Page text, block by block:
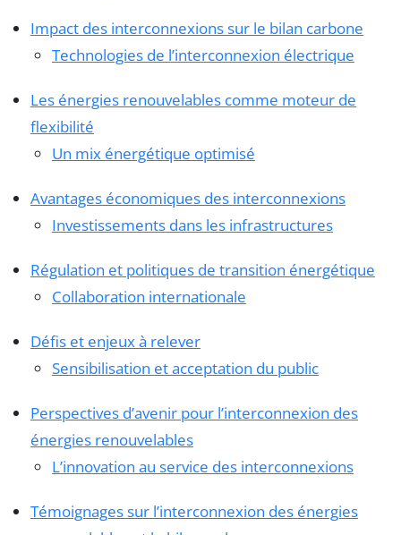
Impact des interconnexions sur le bilan carbone
Technologies de l’interconnexion électrique
Les énergies renouvelables comme moteur de
flexibilité
Un mix énergétique optimisé
Avantages économiques des interconnexions
Investissements dans les infrastructures
Régulation et politiques de transition énergétique
Collaboration internationale
Défis et enjeux à relever
Sensibilisation et acceptation du public
Perspectives d’avenir pour l’interconnexion des
énergies renouvelables
L’innovation au service des interconnexions
Témoignages sur l’interconnexion des énergies